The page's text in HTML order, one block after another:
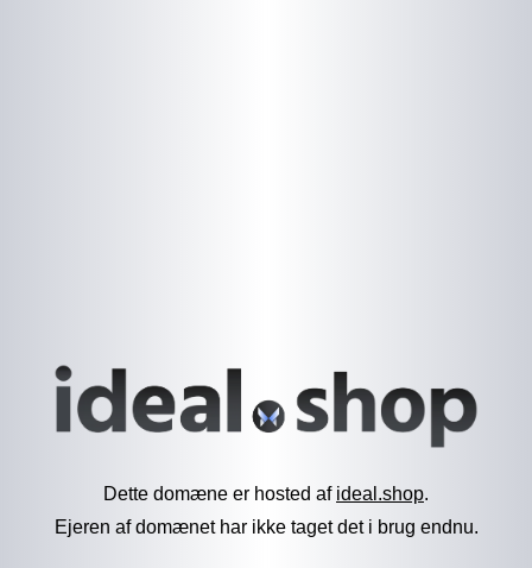
Dette domæne er hosted af ideal.shop.
Ejeren af domænet har ikke taget det i brug endnu.